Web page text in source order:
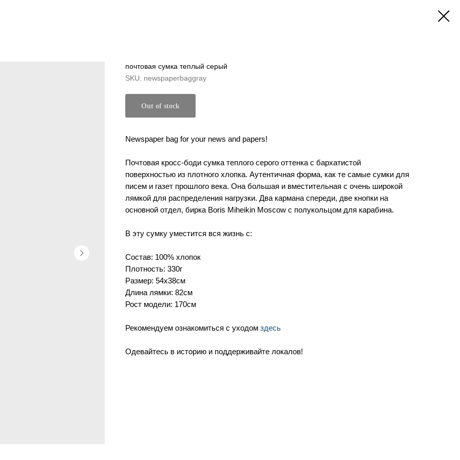
почтовая сумка теплый серый
SKU: newspaperbaggray
Out of stock
Newspaper bag for your news and papers!
Почтовая кросс-боди сумка теплого серого оттенка с бархатистой
поверхностью из плотного хлопка. Аутентичная форма, как те самые сумки для
писем и газет прошлого века. Она большая и вместительная с очень широкой
лямкой для распределения нагрузки. Два кармана спереди, две кнопки на
основной отдел, бирка Boris Miheikin Moscow с полукольцом для карабина.
В эту сумку уместится вся жизнь с:
Состав: 100% хлопок
Плотность: 330г
Размер: 54х38см
Длина лямки: 82см
Рост модели: 170см
Рекомендуем ознакомиться с уходом здесь
Одевайтесь в историю и поддерживайте локалов!